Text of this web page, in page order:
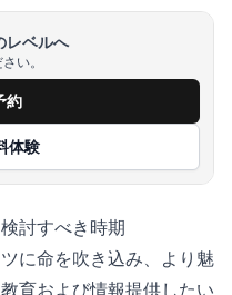
レベルへ
い。
約
体験
討すべき時期
に命を吹き込み、より魅
育および情報提供したい